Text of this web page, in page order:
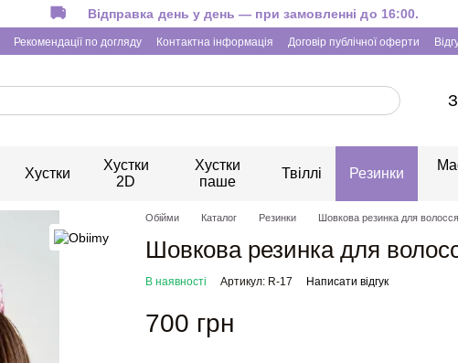
Відправка день у день — при замовленні до 16:00.
Рекомендації по догляду Контактна інформація Договір публічної оферти
Хустки
Хустки
2D
Хустки
паше
Твіллі Резинки
Обійми Каталог Резинки Шовкова резинка для
Шовкова резинка для
В наявності Артикул: R-17 Написати відгук
700 грн